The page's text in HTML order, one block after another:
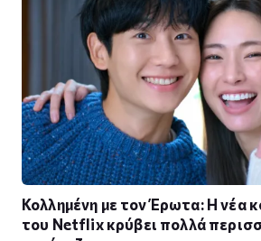
Κολλημένη με τον Έρωτα: Η νέα
του Netflix κρύβει πολλά